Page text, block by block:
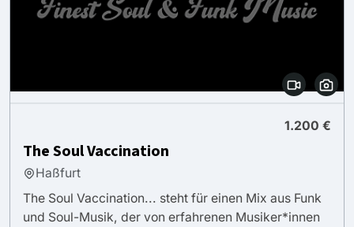
1.200 €
The Soul Vaccination
Haßfurt
The Soul Vaccination... steht für einen Mix aus Funk
und Soul-Musik, der von erfahrenen Musiker*innen